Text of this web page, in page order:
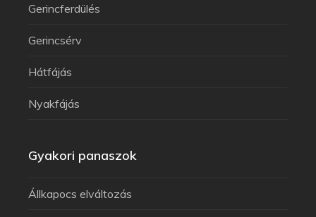
Gerincferdülés
Gerincsérv
Hátfájás
Nyakfájás
Gyakori panaszok
Állkapocs elváltozás